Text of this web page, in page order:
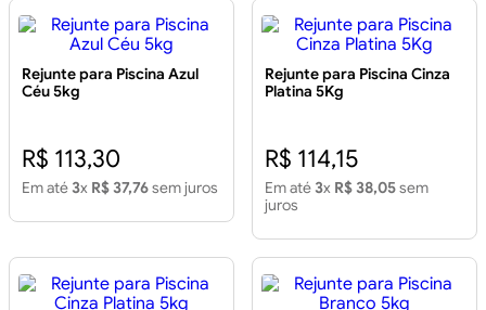
Rejunte para Piscina Azul
Céu 5kg
R$ 113,30
Em até 3x R$ 37,76sem juros
Rejunte para Piscina Cinza
Platina 5Kg
R$ 114,15
Em até 3x R$ 38,05sem
juros